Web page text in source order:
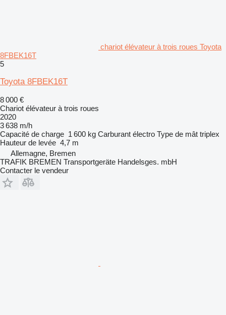
chariot élévateur à trois roues Toyota
8FBEK16T
5
Toyota 8FBEK16T
8 000 €
Chariot élévateur à trois roues
2020
3 638 m/h
Capacité de charge 1 600 kg Carburant électro Type de mât triplex
Hauteur de levée 4,7 m
Allemagne, Bremen
TRAFIK BREMEN Transportgeräte Handelsges. mbH
Contacter le vendeur